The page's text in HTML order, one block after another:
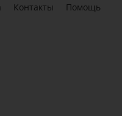
Контакты Помощь